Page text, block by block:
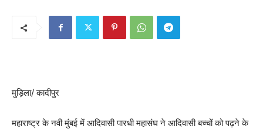
मुड़िला/ कादीपुर
महाराष्ट्र के नवी मुंबई में आदिवासी पारधी महासंघ ने आदिवासी बच्चों को पढ़ने के